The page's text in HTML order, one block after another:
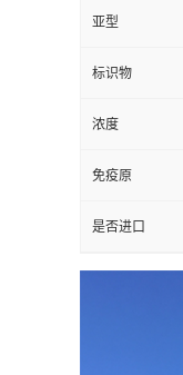
亚型
标识物
浓度
免疫原
是否进口